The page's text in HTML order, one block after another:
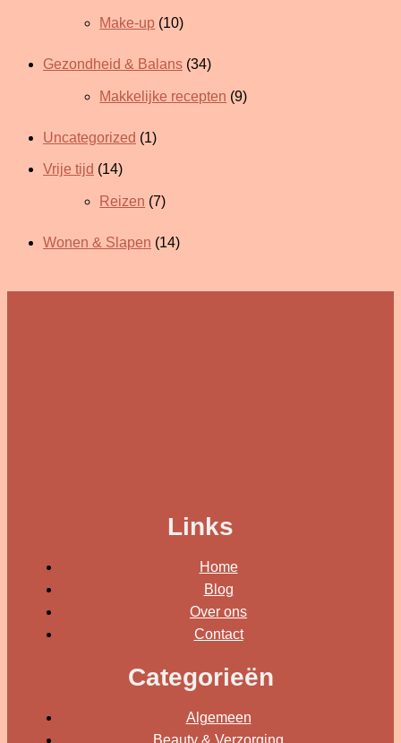
Make-up (10)
Gezondheid & Balans (34)
Makkelijke recepten (9)
Uncategorized (1)
Vrije tijd (14)
Reizen (7)
Wonen & Slapen (14)
Links
Home
Blog
Over ons
Contact
Categorieën
Algemeen